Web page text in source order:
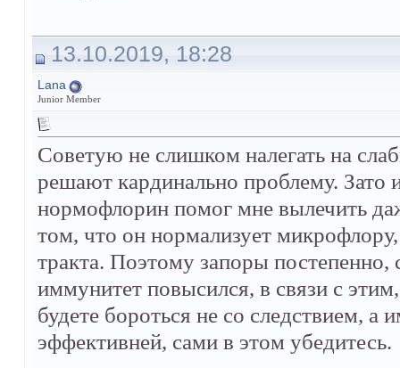
13.10.2019, 18:28
Lana
Junior Member
Советую не слишком налегать на
решают кардинально проблему. Зато
нормофлорин помог мне вылечить
том, что он нормализует
тракта. Поэтому запоры
иммунитет повысился, в связи с
будете бороться не со следствием, а
эффективней, сами в этом убедитесь.